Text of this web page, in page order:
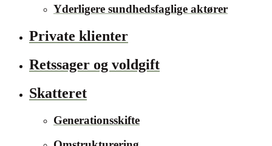
Yderligere sundhedsfaglige aktører
Private klienter
Retssager og voldgift
Skatteret
Generationsskifte